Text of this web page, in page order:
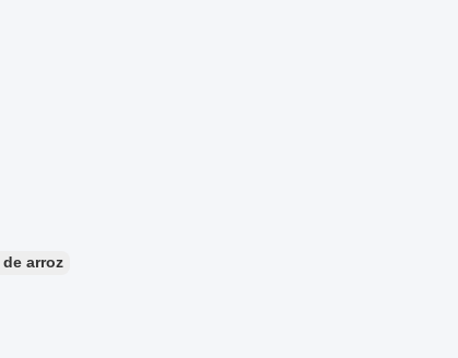
arroz